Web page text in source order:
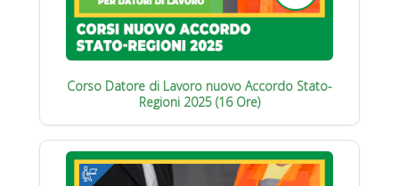
Corso Datore di Lavoro nuovo Accordo Stato-
Regioni 2025 (16 Ore)